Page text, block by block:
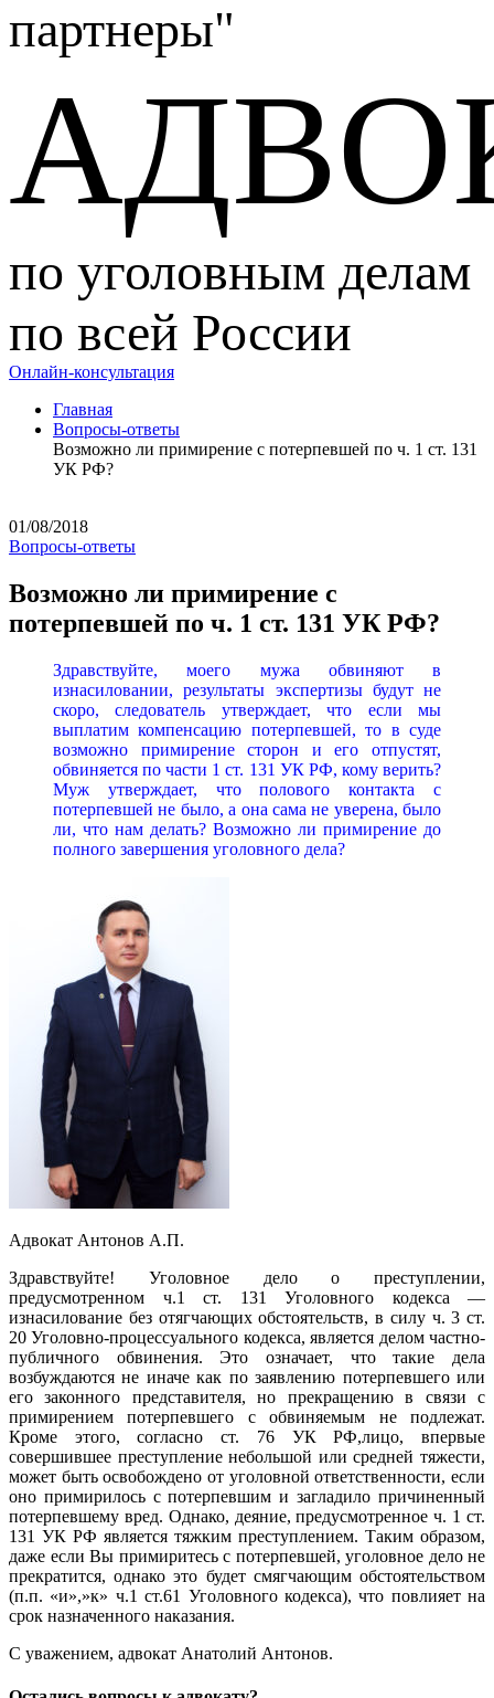
партнеры"
по уголовным делам
по всей России
Онлайн-консультация
Главная
Вопросы-ответы
Возможно ли примирение с потерпевшей по ч. 1 ст. 131
УК РФ?
01/08/2018
Вопросы-ответы
Возможно ли примирение с
потерпевшей по ч. 1 ст. 131 УК РФ?
Здравствуйте, моего мужа обвиняют в
изнасиловании, результаты экспертизы будут не
скоро, следователь утверждает, что если мы
выплатим компенсацию потерпевшей, то в суде
возможно примирение сторон и его отпустят,
обвиняется по части 1 ст. 131 УК РФ, кому верить?
Муж утверждает, что полового контакта с
потерпевшей не было, а она сама не уверена, было
ли, что нам делать? Возможно ли примирение до
полного завершения уголовного дела?
Адвокат Антонов А.П.
Здравствуйте! Уголовное дело о преступлении,
предусмотренном ч.1 ст. 131 Уголовного кодекса —
изнасилование без отягчающих обстоятельств, в силу ч. 3 ст.
20 Уголовно-процессуального кодекса, является делом частно-
публичного обвинения. Это означает, что такие дела
возбуждаются не иначе как по заявлению потерпевшего или
его законного представителя, но прекращению в связи с
примирением потерпевшего с обвиняемым не подлежат.
Кроме этого, согласно ст. 76 УК РФ,лицо, впервые
совершившее преступление небольшой или средней тяжести,
может быть освобождено от уголовной ответственности, если
оно примирилось с потерпевшим и загладило причиненный
потерпевшему вред. Однако, деяние, предусмотренное ч. 1 ст.
131 УК РФ является тяжким преступлением. Таким образом,
даже если Вы примиритесь с потерпевшей, уголовное дело не
прекратится, однако это будет смягчающим обстоятельством
(п.п. «и»,»к» ч.1 ст.61 Уголовного кодекса), что повлияет на
срок назначенного наказания.
С уважением, адвокат Анатолий Антонов.